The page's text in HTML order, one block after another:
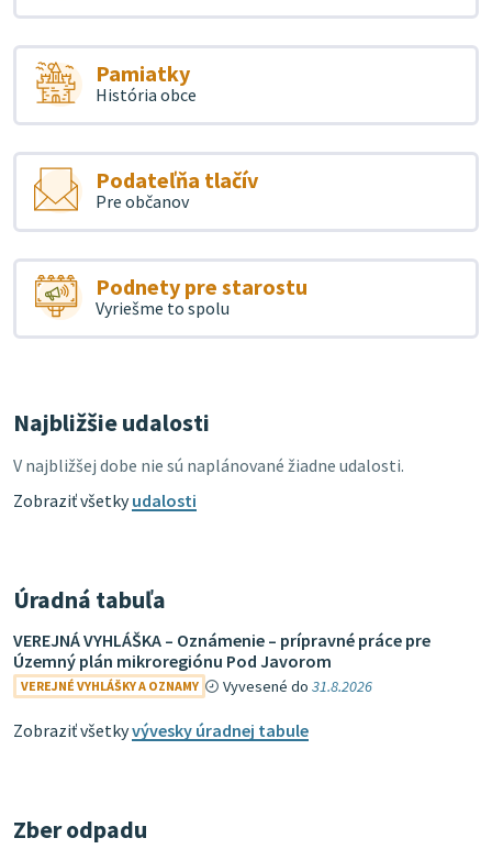
Pamiatky
História obce
Podateľňa tlačív
Pre občanov
Podnety pre starostu
Vyriešme to spolu
Najbližšie udalosti
V najbližšej dobe nie sú naplánované žiadne udalosti.
Zobraziť všetkyudalosti
Úradná tabuľa
VEREJNÁ VYHLÁŠKA – Oznámenie – prípravné práce pre
Územný plán mikroregiónu Pod Javorom
VEREJNÉ VYHLÁŠKY A OZNAMY Vyvesené do31.8.2026
Zobraziť všetkyvývesky úradnej tabule
Zber odpadu